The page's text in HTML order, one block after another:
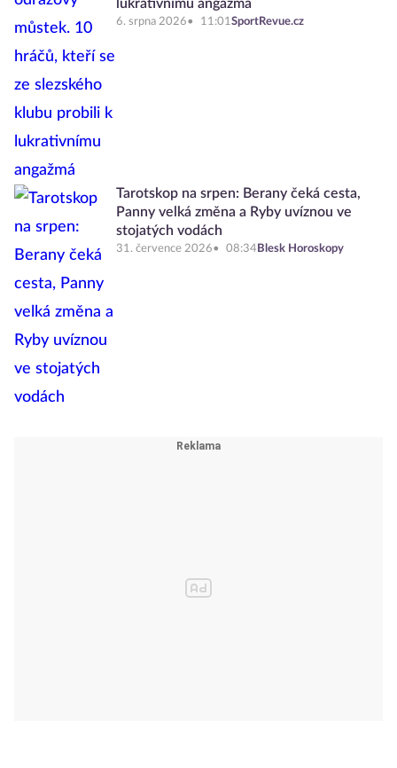
lukrativnímu angažmá
6. srpna 2026 11:01SportRevue.cz
Tarotskop na srpen: Berany čeká cesta,
Panny velká změna a Ryby uvíznou ve
stojatých vodách
31. července 2026 08:34 Blesk Horoskopy